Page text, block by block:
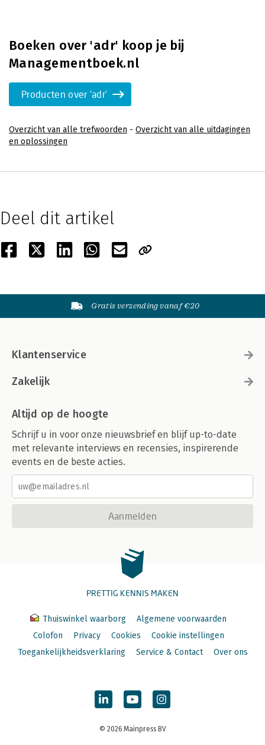
Boeken over 'adr' koop je bij
Managementboek.nl
Producten over 'adr'
Overzicht van alle trefwoorden - Overzicht van alle uitdagingen
en oplossingen
Deel dit artikel
Gratis verzending vanaf €20
Klantenservice
Zakelijk
Altijd op de hoogte
Schrijf u in voor onze nieuwsbrief en blijf up-to-date
met relevante interviews en recensies, inspirerende
events en de beste acties.
Aanmelden
PRETTIG KENNIS MAKEN
Thuiswinkel waarborg
Algemene voorwaarden
Colofon
Privacy Cookies
Cookie instellingen
Toegankelijkheidsverklaring
Service & Contact Over ons
© 2026 Mainpress BV